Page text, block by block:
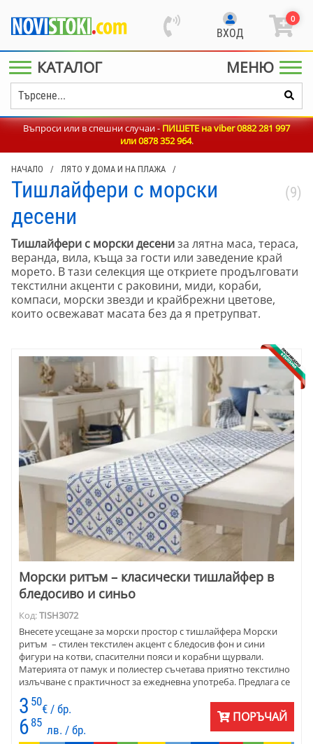
ВХОД
0
КАТАЛОГ МЕНЮ
Въпроси или в спешни случаи -ПИШЕТЕ на viber 0882 281 997
или0878 352 964.
НАЧАЛО / ЛЯТО У ДОМА И НА ПЛАЖА /
Тишлайфери с морски
десени
(9)
Тишлайфери с морски десениза лятна маса, тераса,
веранда, вила, къща за гости или заведение край
морето. В тази селекция ще откриете продълговати
текстилни акценти с раковини, миди, кораби,
компаси, морски звезди и крайбрежни цветове,
които освежават масата без да я претрупват.
Морски ритъм – класически тишлайфер в
бледосиво и синьо
Код:TISH3072
Внесете усещане за морски простор с тишлайфера Морски
ритъм – стилен текстилен акцент с бледосив фон и сини
фигури на котви, спасителни пояси и корабни щурвали.
Материята от памук и полиестер съчетава приятно текстилно
излъчване с практичност за ежедневна употреба. Предлага се
в размери 40 х 120 см и 40 х 140 см и е подходящ за дома,
вилата, терасата или уютно заведение край морето.
3 50
€ / бр.
6 85
лв. / бр.
ПОРЪЧАЙ